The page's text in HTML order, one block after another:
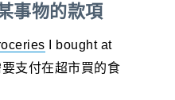
事物的款項
I bought at
支付在超市買的食